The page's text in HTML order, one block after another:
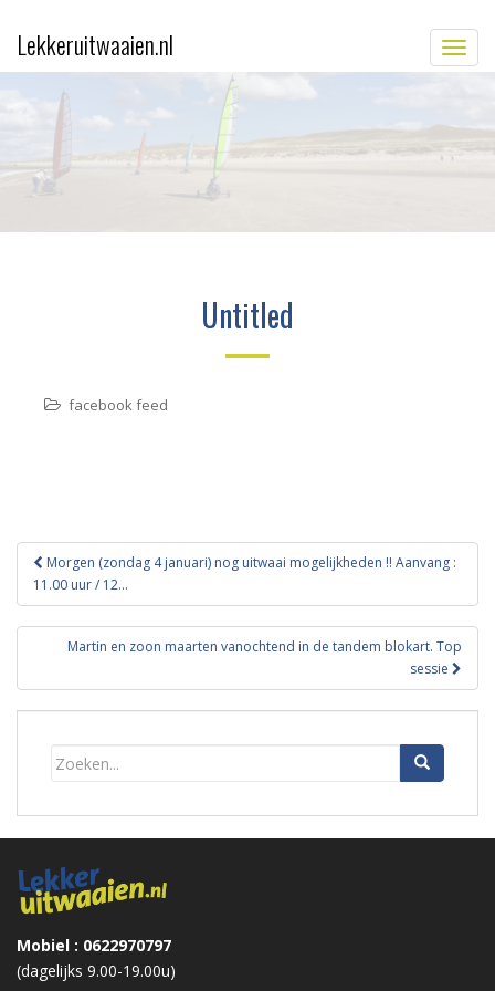
Lekkeruitwaaien.nl
Untitled
facebook feed
Bericht
navigatie
Morgen (zondag 4 januari) nog uitwaai mogelijkheden !! Aanvang :
11.00 uur / 12…
Martin en zoon maarten vanochtend in de tandem blokart. Top
sessie
Mobiel : 0622970797
(dagelijks 9.00-19.00u)